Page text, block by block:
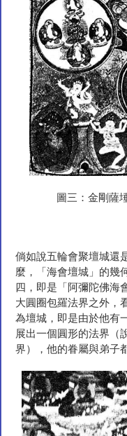
圖三：金剛薩
倘如說五輪會聚壇城還
麼，「海會壇城」的幾
四，即是「阿彌陀佛海
大圓圈包羅法界之外，
為壇城，即是由於他有
展出一個圓形的法界（
界），他的眷屬與弟子